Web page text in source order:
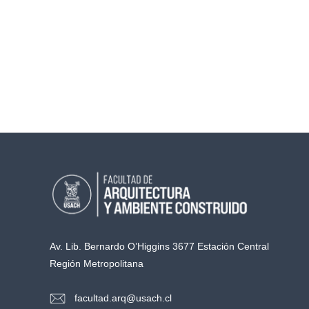
Av. Lib. Bernardo O’Higgins 3677 Estación Central
Región Metropolitana
facultad.arq@usach.cl